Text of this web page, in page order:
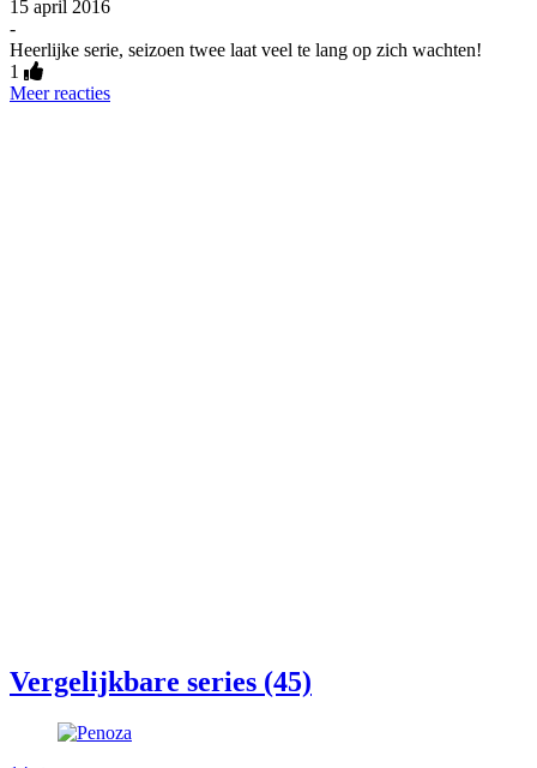
15 april 2016
-
Heerlijke serie, seizoen twee laat veel te lang op zich wachten!
1
Meer reacties
Vergelijkbare series (45)